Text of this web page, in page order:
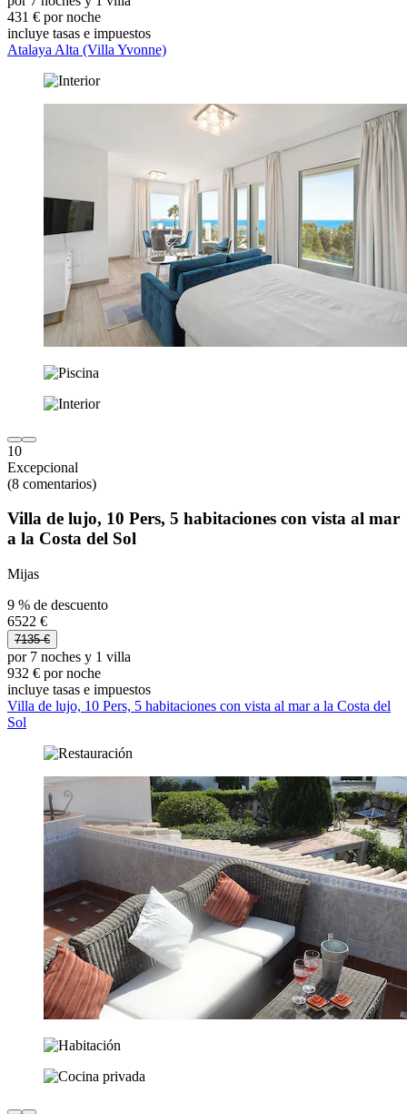
431 € por noche
incluye tasas e impuestos
Atalaya Alta (Villa Yvonne)
10
Excepcional
(8 comentarios)
Villa de lujo, 10 Pers, 5 habitaciones con vista al mar
a la Costa del Sol
Mijas
9 % de descuento
6522 €
7135 €
por 7 noches y 1 villa
932 € por noche
incluye tasas e impuestos
Villa de lujo, 10 Pers, 5 habitaciones con vista al mar a la Costa del
Sol